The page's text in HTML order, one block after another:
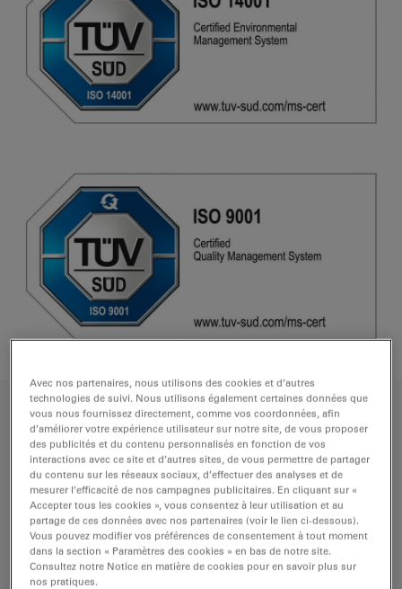
Business Units Certificates
Leica Microsystems (Global Certificate Overview)
ISO 9001:2015 EN|ISO 9001:2015 DE|ISO 14001:2015
EN|ISO 14001:2015 DE
Leica Microsystems (Central Functions)
Avec nos partenaires, nous utilisons des cookies et d’autres
technologies de suivi. Nous utilisons également certaines données que
vous nous fournissez directement, comme vos coordonnées, afin
d’améliorer votre expérience utilisateur sur notre site, de vous proposer
des publicités et du contenu personnalisés en fonction de vos
interactions avec ce site et d’autres sites, de vous permettre de partager
du contenu sur les réseaux sociaux, d’effectuer des analyses et de
mesurer l’efficacité de nos campagnes publicitaires. En cliquant sur «
Accepter tous les cookies », vous consentez à leur utilisation et au
partage de ces données avec nos partenaires (voir le lien ci-dessous).
Vous pouvez modifier vos préférences de consentement à tout moment
dans la section « Paramètres des cookies » en bas de notre site.
Consultez notre Notice en matière de cookies pour en savoir plus sur
nos pratiques.